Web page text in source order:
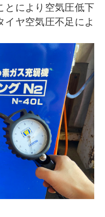
とにより空気圧低下
イヤ空気圧不足によ